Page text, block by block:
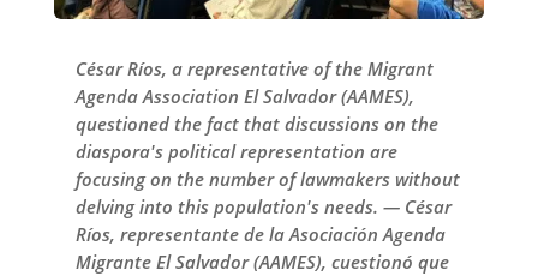
César Ríos, a representative of the Migrant
Agenda Association El Salvador (AAMES),
questioned the fact that discussions on the
diaspora's political representation are
focusing on the number of lawmakers without
delving into this population's needs. — César
Ríos, representante de la Asociación Agenda
Migrante El Salvador (AAMES), cuestionó que